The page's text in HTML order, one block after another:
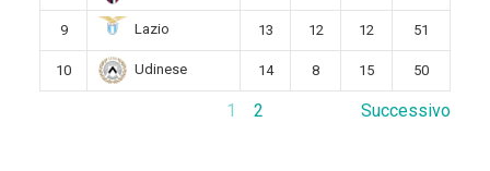
9 Lazio 13 12 12 51
10 Udinese 14 8 15 50
1 2 Successivo